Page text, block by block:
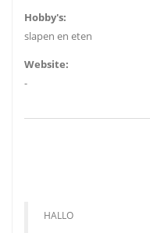
Hobby's:
slapen en eten
Website:
-
HALLO